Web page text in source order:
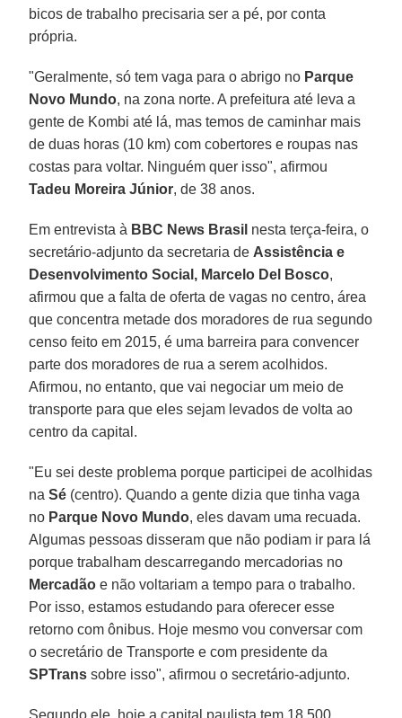
bicos de trabalho precisaria ser a pé, por conta
própria.
"Geralmente, só tem vaga para o abrigo no Parque
Novo Mundo, na zona norte. A prefeitura até leva a
gente de Kombi até lá, mas temos de caminhar mais
de duas horas (10 km) com cobertores e roupas nas
costas para voltar. Ninguém quer isso", afirmou
Tadeu Moreira Júnior, de 38 anos.
Em entrevista à BBC News Brasil nesta terça-feira, o
secretário-adjunto da secretaria de Assistência e
Desenvolvimento Social, Marcelo Del Bosco,
afirmou que a falta de oferta de vagas no centro, área
que concentra metade dos moradores de rua segundo
censo feito em 2015, é uma barreira para convencer
parte dos moradores de rua a serem acolhidos.
Afirmou, no entanto, que vai negociar um meio de
transporte para que eles sejam levados de volta ao
centro da capital.
"Eu sei deste problema porque participei de acolhidas
naSé (centro). Quando a gente dizia que tinha vaga
no Parque Novo Mundo, eles davam uma recuada.
Algumas pessoas disseram que não podiam ir para lá
porque trabalham descarregando mercadorias no
Mercadão e não voltariam a tempo para o trabalho.
Por isso, estamos estudando para oferecer esse
retorno com ônibus. Hoje mesmo vou conversar com
o secretário de Transporte e com presidente da
SPTrans sobre isso", afirmou o secretário-adjunto.
Segundo ele, hoje a capital paulista tem 18.500